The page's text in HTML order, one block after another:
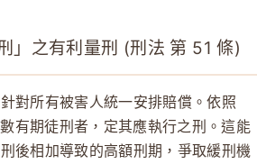
」之有利量刑 (刑法 第 51 條)
對所有被害人統一安排賠償。依照
有期徒刑者，定其應執行之刑。這能
後相加導致的高額刑期，爭取緩刑機